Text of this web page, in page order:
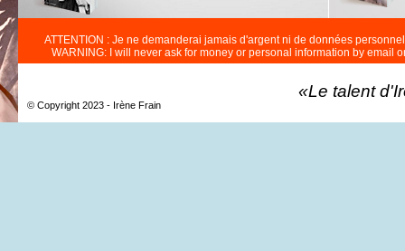
ATTENTION : Je ne demanderai jamais d'argent ni de données
WARNING: I will never ask for money or personal information by email
© Copyright 2023 - Irène Frain
«Le talent